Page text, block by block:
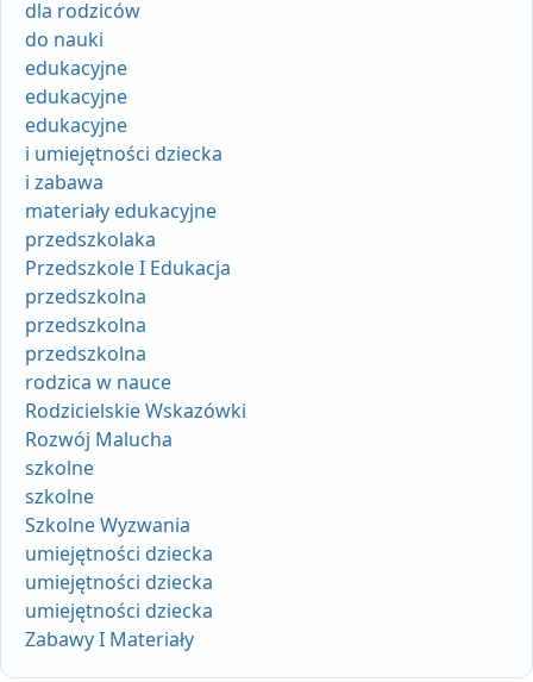
dla rodziców
do nauki
edukacyjne
edukacyjne
edukacyjne
i umiejętności dziecka
i zabawa
materiały edukacyjne
przedszkolaka
Przedszkole I Edukacja
przedszkolna
przedszkolna
przedszkolna
rodzica w nauce
Rodzicielskie Wskazówki
Rozwój Malucha
szkolne
szkolne
Szkolne Wyzwania
umiejętności dziecka
umiejętności dziecka
umiejętności dziecka
Zabawy I Materiały